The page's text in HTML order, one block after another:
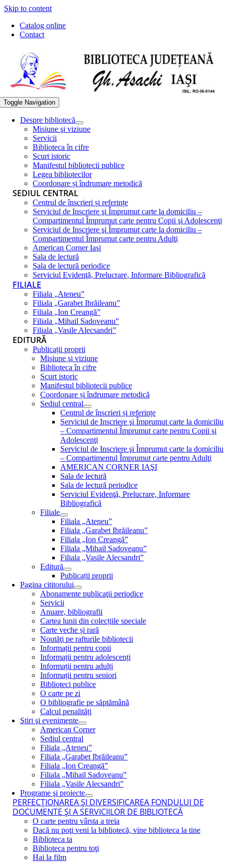
Skip to content
Catalog online
Contact
Toggle Navigation
Despre bibliotecă
Misiune şi viziune
Servicii
Biblioteca în cifre
Scurt istoric
Manifestul bibliotecii publice
Legea bibliotecilor
Coordonare și îndrumare metodică
SEDIUL CENTRAL
Centrul de înscrieri și referințe
Serviciul de Inscriere şi Împrumut carte la domiciliu –
Compartimentul Împrumut carte pentru Copii şi Adolescenţi
Serviciul de Inscriere şi Împrumut carte la domiciliu –
Compartimentul Împrumut carte pentru Adulţi
American Corner Iaşi
Sala de lectură
Sala de lectură periodice
Serviciul Evidenţă, Prelucrare, Informare Bibliografică
FILIALE
Filiala „Ateneu”
Filiala „Garabet Ibrăileanu”
Filiala „Ion Creangă”
Filiala „Mihail Sadoveanu”
Filiala „Vasile Alecsandri”
EDITURĂ
Publicații proprii
Misiune şi viziune
Biblioteca în cifre
Scurt istoric
Manifestul bibliotecii publice
Coordonare și îndrumare metodică
Sediul central
Centrul de înscrieri și referințe
Serviciul de Inscriere şi Împrumut carte la domiciliu
– Compartimentul Împrumut carte pentru Copii şi
Adolescenţi
Serviciul de Inscriere şi Împrumut carte la domiciliu
– Compartimentul Împrumut carte pentru Adulţi
AMERICAN CORNER IAŞI
Sala de lectură
Sala de lectură periodice
Serviciul Evidenţă, Prelucrare, Informare
Bibliografică
Filiale
Filiala „Ateneu”
Filiala „Garabet Ibrăileanu”
Filiala „Ion Creangă”
Filiala „Mihail Sadoveanu”
Filiala „Vasile Alecsandri”
Editură
Publicații proprii
Pagina cititorului
Abonamente publicaţii periodice
Servicii
Anuare, bibliografii
Cartea lunii din colecțiile speciale
Carte veche și rară
Noutăţi pe rafturile bibliotecii
Informații pentru copii
Informații pentru adolescenți
Informații pentru adulți
Informații pentru seniori
Biblioteci publice
O carte pe zi
O bibliografie pe săptămână
Calcul penalități
Ştiri şi evenimente
American Corner
Sediul central
Filiala „Ateneu”
Filiala „Garabet Ibrăileanu”
Filiala „Ion Creangă”
Filiala „Mihail Sadoveanu”
Filiala „Vasile Alecsandri”
Programe şi proiecte
PERFECŢIONAREA ŞI DIVERSIFICAREA FONDULUI DE
DOCUMENTE ŞI A SERVICIILOR DE BIBLIOTECĂ
O carte pentru vârsta a treia
Dacă nu poţi veni la bibliotecă, vine biblioteca la tine
Biblioteca ta
Biblioteca pentru toţi
Hai la film